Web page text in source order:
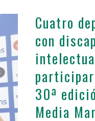
Cuatro
con
30ª
Media